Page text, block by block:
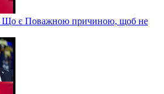
є Поважною причиною, щоб не